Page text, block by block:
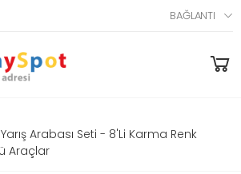
BAĞLANTI
Arabası Seti - 8'li Karma Renk
Araçlar